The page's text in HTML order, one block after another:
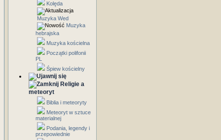
Kolęda
Muzyka Wed
Muzyka
hebrajska
Muzyka kościelna
Początki polifonii
PL
Śpiew kościelny
Religie a
meteoryt
Biblia i meteoryty
Meteoryt w sztuce
materialnej
Podania, legendy i
przepowiednie